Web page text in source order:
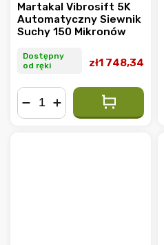
Martakal Vibrosift 5K
Automatyczny Siewnik
Suchy 150 Mikronów
Dostępny
od ręki
zł1 748,34